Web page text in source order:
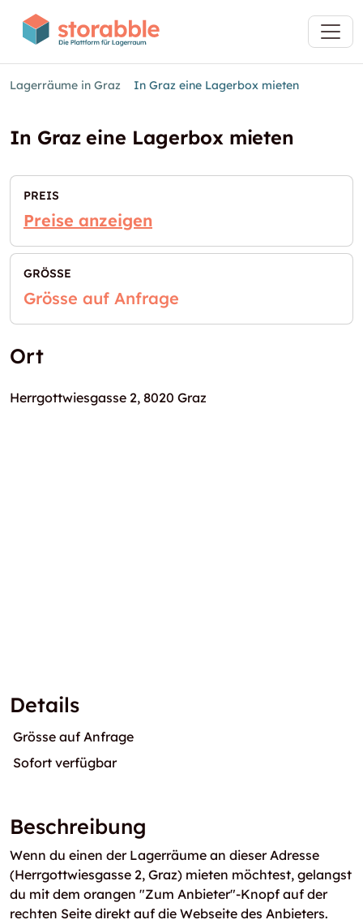
Lagerräume in Graz In Graz eine Lagerbox mieten
In Graz eine Lagerbox mieten
PREIS
Preise anzeigen
GRÖSSE
Grösse auf Anfrage
Ort
Herrgottwiesgasse 2, 8020 Graz
Details
Grösse auf Anfrage
Sofort verfügbar
Beschreibung
Wenn du einen der Lagerräume an dieser Adresse
(Herrgottwiesgasse 2, Graz) mieten möchtest, gelangst
du mit dem orangen "Zum Anbieter"-Knopf auf der
rechten Seite direkt auf die Webseite des Anbieters.